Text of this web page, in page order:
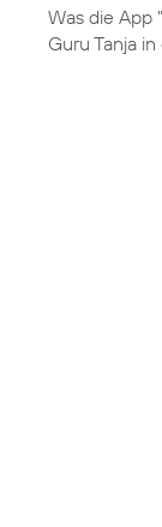
Was die App
Guru Tanja